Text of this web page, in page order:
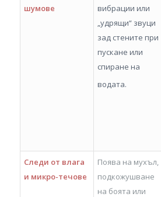
шумове
вибрации или
„удрящи“ звуци
зад стените при
пускане или
спиране на
водата.
Следи от влага
и микро-течове
Поява на мухъл,
подкожушване
на боята или